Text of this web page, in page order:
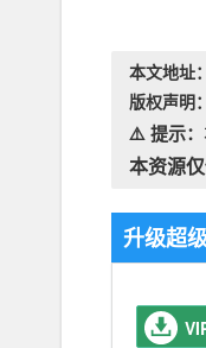
本文地址：
版权声明：
⚠️ 提示：
本资源
升级超